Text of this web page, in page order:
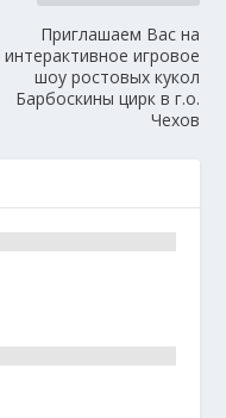
Приглашаем Вас на
интерактивное игровое
шоу ростовых кукол
Барбоскины цирк в г.о.
Чехов